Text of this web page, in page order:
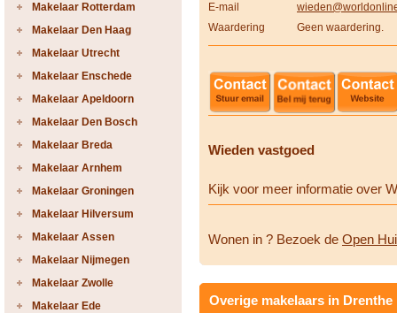
Makelaar Rotterdam
Makelaar Den Haag
Makelaar Utrecht
Makelaar Enschede
Makelaar Apeldoorn
Makelaar Den Bosch
Makelaar Breda
Makelaar Arnhem
Makelaar Groningen
Makelaar Hilversum
Makelaar Assen
Makelaar Nijmegen
Makelaar Zwolle
Makelaar Ede
E-mail
Waardering
Geen waardering.
Wieden vastgoed
Kijk voor meer informatie over
Wonen in ? Bezoek de Open
Overige makelaars in Drenthe